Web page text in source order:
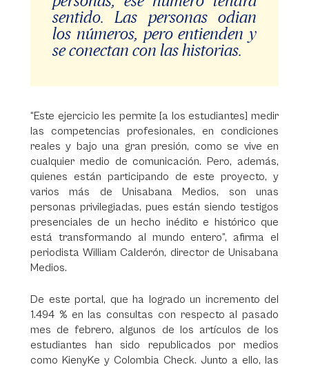
sentido. Las personas odian
los números, pero entienden y
se conectan con las historias.
“Este ejercicio les permite [a los estudiantes] medir
las competencias profesionales, en condiciones
reales y bajo una gran presión, como se vive en
cualquier medio de comunicación. Pero, además,
quienes están participando de este proyecto, y
varios más de Unisabana Medios, son unas
personas privilegiadas, pues están siendo testigos
presenciales de un hecho inédito e histórico que
está transformando al mundo entero”, afirma el
periodista William Calderón, director de Unisabana
Medios.
De este portal, que ha logrado un incremento del
1.494 % en las consultas con respecto al pasado
mes de febrero, algunos de los artículos de los
estudiantes han sido republicados por medios
como KienyKe y Colombia Check. Junto a ello, las